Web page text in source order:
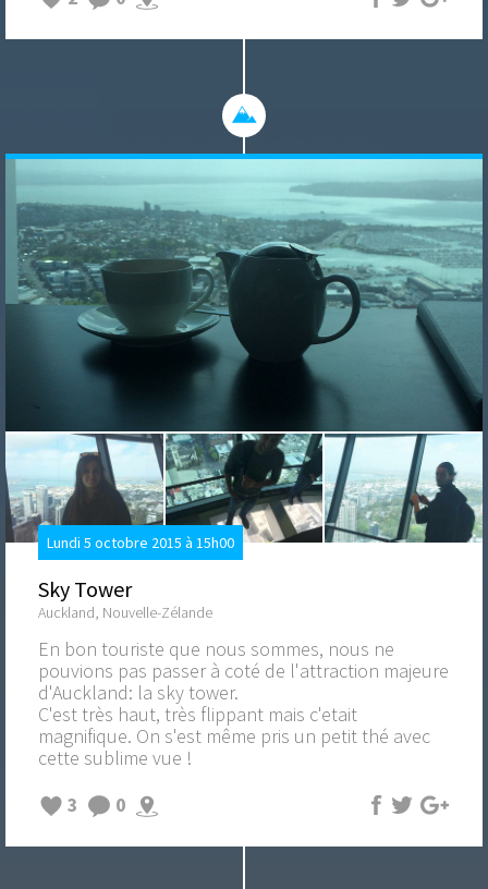
Lundi 5 octobre 2015 à 15h00
Sky Tower
Auckland, Nouvelle-Zélande
En bon touriste que nous sommes, nous ne
pouvions pas passer à coté de l'attraction majeure
d'Auckland: la sky tower.
C'est très haut, très flippant mais c'etait
magnifique. On s'est même pris un petit thé avec
cette sublime vue !
3
0